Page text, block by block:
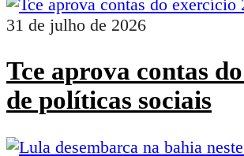
31 de julho de 2026
Tce aprova contas
de políticas sociais